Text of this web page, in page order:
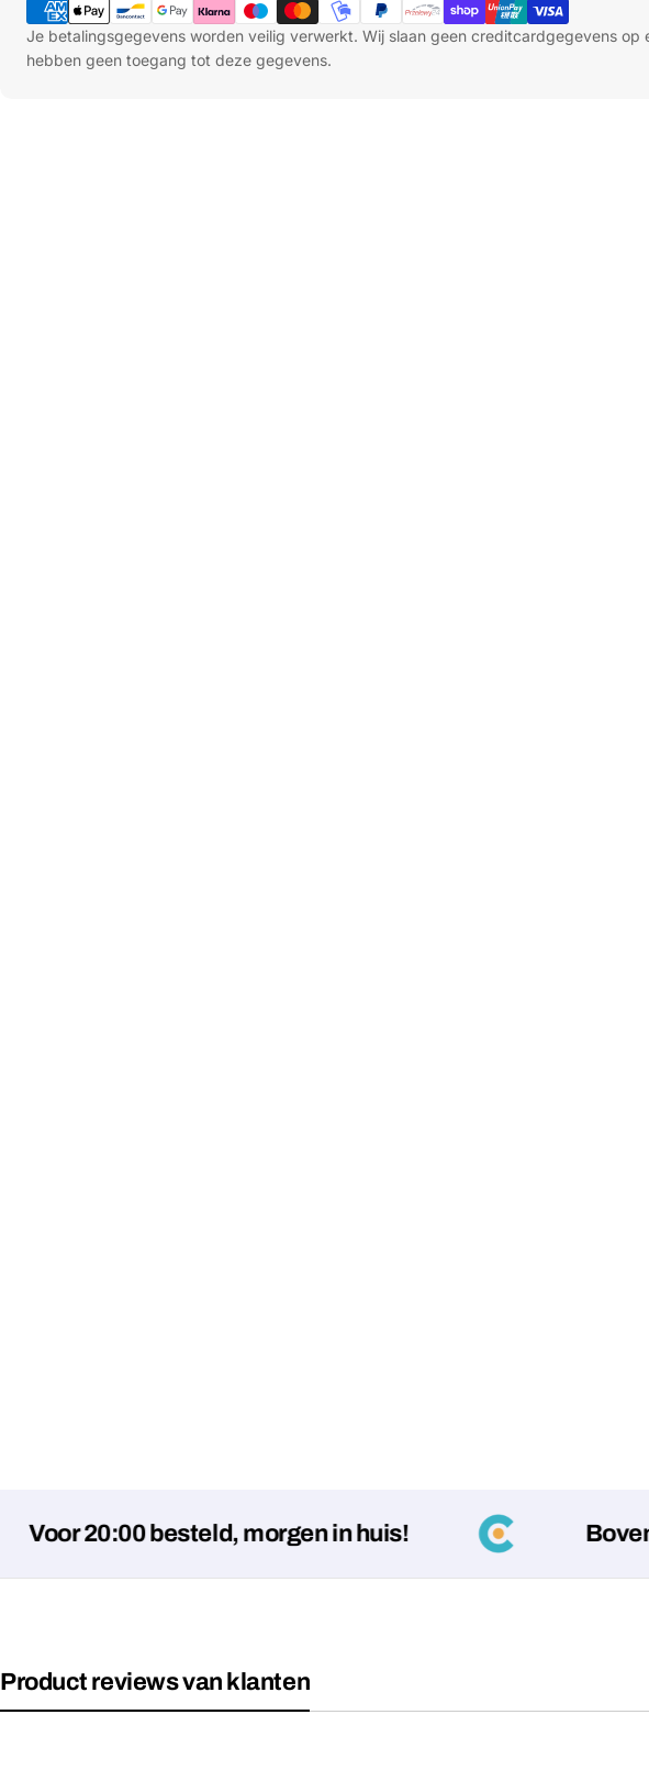
Je betalingsgegevens worden veilig verwerkt. Wij slaan geen creditcardgegevens op
hebben geen toegang tot deze gegevens.
20:00 besteld, morgen in huis! Boven 75
Product reviews van klanten